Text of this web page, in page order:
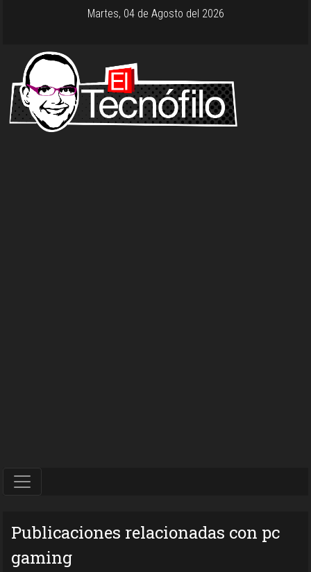
Martes, 04 de Agosto del 2026
Publicaciones relacionadas con pc
gaming